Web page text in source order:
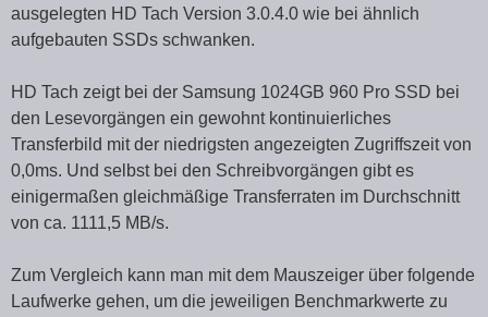
ausgelegten HD Tach Version 3.0.4.0 wie bei ähnlich
aufgebauten SSDs schwanken.
HD Tach zeigt bei der Samsung 1024GB 960 Pro SSD bei
den Lesevorgängen ein gewohnt kontinuierliches
Transferbild mit der niedrigsten angezeigten Zugriffszeit von
0,0ms. Und selbst bei den Schreibvorgängen gibt es
einigermaßen gleichmäßige Transferraten im Durchschnitt
von ca. 1111,5 MB/s.
Zum Vergleich kann man mit dem Mauszeiger über folgende
Laufwerke gehen, um die jeweiligen Benchmarkwerte zu